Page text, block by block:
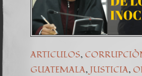
ARTICULOS,
GUATEMALA, JUSTICIA,